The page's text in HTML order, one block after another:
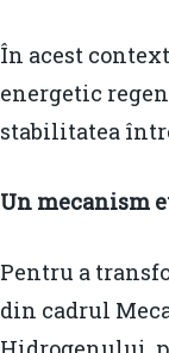
În acest
energetic
stabilitatea
Un mecanism
Pentru a
din cadrul